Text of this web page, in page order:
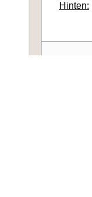
Hinten: